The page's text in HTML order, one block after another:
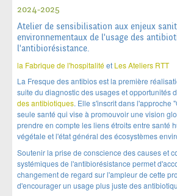
2024-2025
Atelier de sensibilisation aux enjeux
environnementaux de l'usage des
l'antibiorésistance.
la Fabrique de l'hospitalitéet Les Ateliers RTT
La Fresque des antibios est la première
suite du diagnostic des usages et opportunités
des antibiotiques. Elle s'inscrit dans l'approche
seule santé qui vise à promouvoir une vision
prendre en compte les liens étroits entre santé
végétale et l'état général des écosystèmes
Soutenir la prise de conscience des causes et
systémiques de l'antibiorésistance permet
changement de regard sur l'ampleur de cette
d'encourager un usage plus juste des